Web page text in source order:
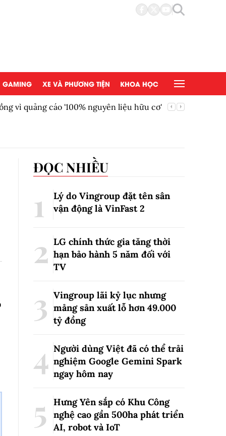
GAMING XE VÀ PHƯƠNG TIỆN KHOA HỌC
vì quảng cáo '100% nguyên liệu hữu cơ'
ĐỌC NHIỀU
Lý do Vingroup đặt tên sân
vận động là VinFast2
LG chính thức gia tăng thời
hạn bảo hành 5 năm đối với
TV
Vingroup lãi kỷ lục nhưng
mảng sản xuất lỗ hơn 49.000
tỷ đồng
Người dùng Việt đã có thể trải
nghiệm Google Gemini Spark
ngay hôm nay
Hưng Yên sắp có Khu Công
nghệ cao gần 500ha phát triển
AI, robot và IoT